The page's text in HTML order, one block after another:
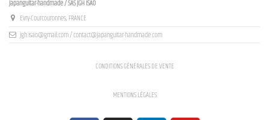
Japanguitar-handmade / SAS JGH ISAO
Evry-Courcouronnes, FRANCE
jgh.isao@gmail.com / contact@japanguitar-handmade.com
CONDITIONS GÉNÉRALES DE VENTE
MENTIONS LÉGALES